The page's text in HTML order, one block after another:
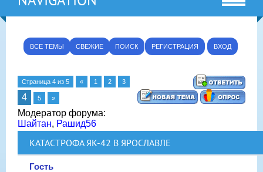
ВСЕ ТЕМЫ СВЕЖИЕ ПОИСК РЕГИСТРАЦИЯ ВХОД
Страница 4 из 5 « 1 2 3
4 5 »
Модератор форума:
Шайтан, Рашид56
КАТАСТРОФА ЯК-42 В ЯРОСЛАВЛЕ
Гость